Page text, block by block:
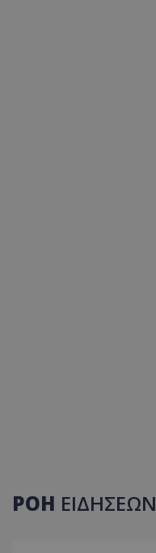
ΡΟΗ ΕΙΔΗΣΕΩΝ